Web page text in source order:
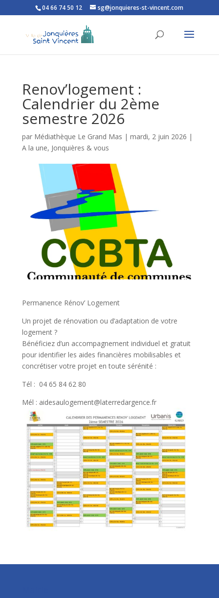
Ouvrir la barre d’outils
04 66 74 50 12 sg@jonquieres-st-vincent.com
Renov’logement :
Calendrier du 2ème
semestre 2026
par Médiathèque Le Grand Mas | mardi, 2 juin 2026 |
A la une, Jonquières & vous
Permanence Rénov’ Logement
Un projet de rénovation ou d’adaptation de votre
logement ?
Bénéficiez d’un accompagnement individuel et gratuit
pour identifier les aides financières mobilisables et
concrétiser votre projet en toute sérénité :
Tél : 04 65 84 62 80
Mél : aidesaulogement@laterredargence.fr